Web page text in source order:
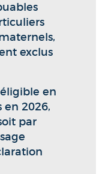
exclus
en
en 2026,
par